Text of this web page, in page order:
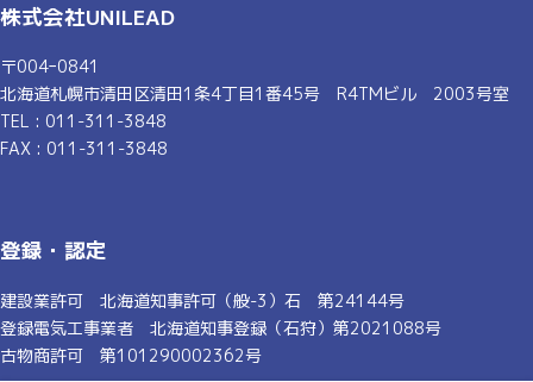
株式会社UNILEAD
〒004ｰ0841
北海道札幌市清田区清田1条4丁目1番45号 R4TMビル 2003号室
TEL : 011-311-3848
FAX : 011-311-3848
登録・認定
建設業許可 北海道知事許可（般-3）石 第24144号
登録電気工事業者 北海道知事登録（石狩）第2021088号
古物商許可 第101290002362号